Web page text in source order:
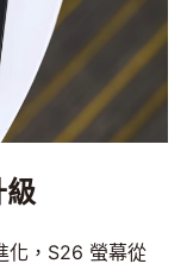
化，S26 螢幕從